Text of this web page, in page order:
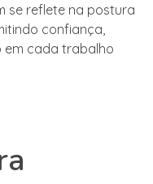
se reflete na postura
confiança,
em cada trabalho